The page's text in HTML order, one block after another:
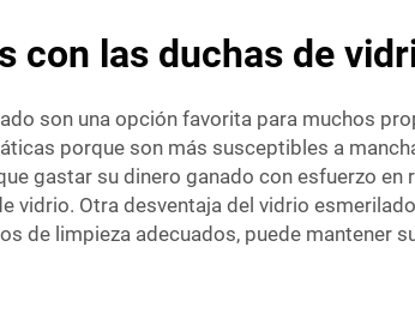
con las duchas de
son una opción favorita para muchos
porque son más susceptibles a
gastar su dinero ganado con esfuerzo
vidrio. Otra desventaja del vidrio
de limpieza adecuados, puede mantener